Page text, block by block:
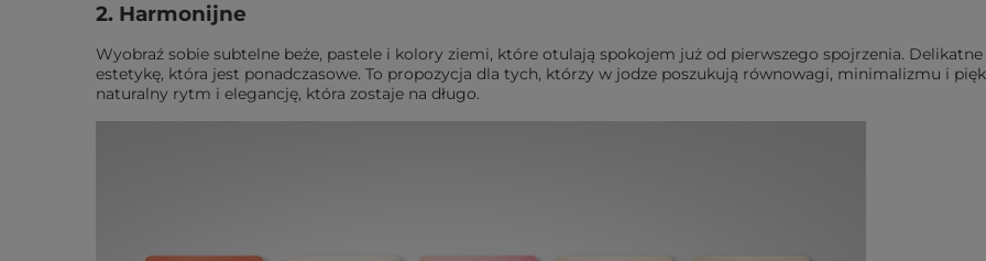
2. Harmonijne
Wyobraź sobie subtelne beże, pastele i kolory ziemi, które otulają spokojem już od pierwszego spojrzenia.
estetykę, która jest ponadczasowe. To propozycja dla tych, którzy w jodze poszukują równowagi, minimalizmu i
naturalny rytm i elegancję, która zostaje na długo.